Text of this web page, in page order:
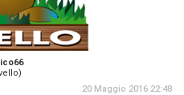
20 Maggio 2016 22:48